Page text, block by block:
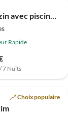
Villa à Pazin avec piscine privée
Rapide
7 Nuits
Annonce
Choix populaire